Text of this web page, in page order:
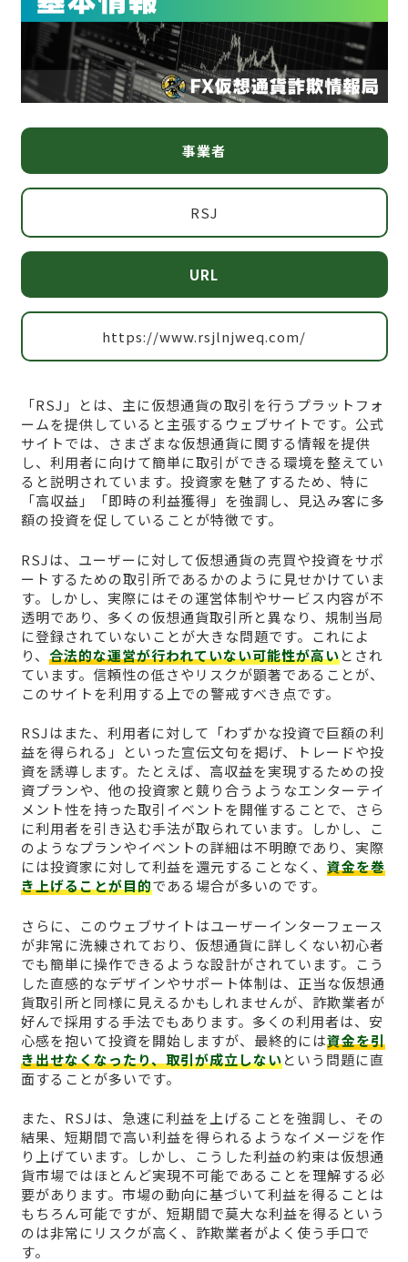
事業者
RSJ
URL
https://www.rsjlnjweq.com/
「RSJ」とは、主に仮想通貨の取引を行うプラットフォ
ームを提供していると主張するウェブサイトです。公式
サイトでは、さまざまな仮想通貨に関する情報を提供
し、利用者に向けて簡単に取引ができる環境を整えてい
ると説明されています。投資家を魅了するため、特に
「高収益」「即時の利益獲得」を強調し、見込み客に多
額の投資を促していることが特徴です。
RSJは、ユーザーに対して仮想通貨の売買や投資をサポ
ートするための取引所であるかのように見せかけていま
す。しかし、実際にはその運営体制やサービス内容が不
透明であり、多くの仮想通貨取引所と異なり、規制当局
に登録されていないことが大きな問題です。これによ
り、 合法的な運営が行われていない可能性が高いとされ
ています。信頼性の低さやリスクが顕著であることが、
このサイトを利用する上での警戒すべき点です。
RSJはまた、利用者に対して「わずかな投資で巨額の利
益を得られる」といった宣伝文句を掲げ、トレードや投
資を誘導します。たとえば、高収益を実現するための投
資プランや、他の投資家と競り合うようなエンターテイ
メント性を持った取引イベントを開催することで、さら
に利用者を引き込む手法が取られています。しかし、こ
のようなプランやイベントの詳細は不明瞭であり、実際
には投資家に対して利益を還元することなく、 資金を巻
き上げることが目的である場合が多いのです。
さらに、このウェブサイトはユーザーインターフェース
が非常に洗練されており、仮想通貨に詳しくない初心者
でも簡単に操作できるような設計がされています。こう
した直感的なデザインやサポート体制は、正当な仮想通
貨取引所と同様に見えるかもしれませんが、詐欺業者が
好んで採用する手法でもあります。多くの利用者は、安
心感を抱いて投資を開始しますが、最終的には資金を引
き出せなくなったり、取引が成立しないという問題に直
面することが多いです。
また、RSJは、急速に利益を上げることを強調し、その
結果、短期間で高い利益を得られるようなイメージを作
り上げています。しかし、こうした利益の約束は仮想通
貨市場ではほとんど実現不可能であることを理解する必
要があります。市場の動向に基づいて利益を得ることは
もちろん可能ですが、短期間で莫大な利益を得るという
のは非常にリスクが高く、詐欺業者がよく使う手口で
す。